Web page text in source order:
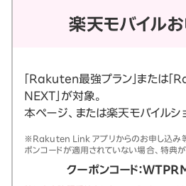
楽天モバイル
「Rakuten最強プラン」または
NEXT」が対象。
本ページ、または楽天モバイルシ
※Rakuten Link アプリからのお申し込み
ポンコードが適用されていない場合、特典が
クーポンコード：